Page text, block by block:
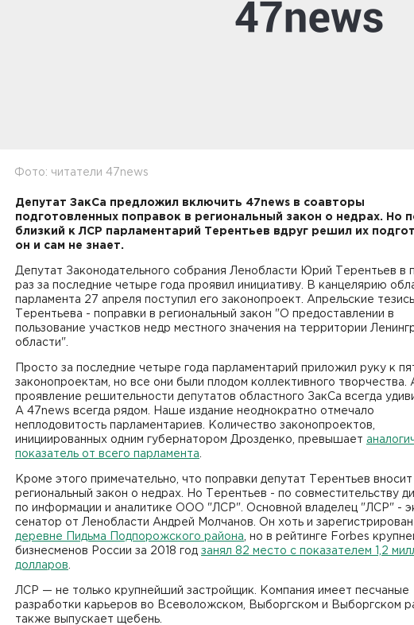
Фото: читатели 47news
Депутат ЗакСа предложил включить 47news в соавторы
подготовленных поправок в региональный закон о недрах. Но
близкий к ЛСР парламентарий Терентьев вдруг решил их
он и сам не знает.
Депутат Законодательного собрания Ленобласти Юрий Терентьев в
раз за последние четыре года проявил инициативу. В канцелярию
парламента 27 апреля поступил его законопроект. Апрельские
Терентьева - поправки в региональный закон "О предоставлении в
пользование участков недр местного значения на территории
области".
Просто за последние четыре года парламентарий приложил руку к
законопроектам, но все они были плодом коллективного творчества.
проявление решительности депутатов областного ЗакСа всегда
А 47news всегда рядом. Наше издание неоднократно отмечало
неплодовитость парламентариев. Количество законопроектов,
инициированных одним губернатором Дрозденко, превышает
показатель от всего парламента
Кроме этого примечательно, что поправки депутат Терентьев вносит
региональный закон о недрах. Но Терентьев - по совместительству
по информации и аналитике ООО "ЛСР". Основной владелец "ЛСР" -
сенатор от Ленобласти Андрей Молчанов. Он хоть и зарегистрирован
деревне Пидьма Подпорожского района , но в рейтинге Forbes
бизнесменов России за 2018 год занял 82 место с показателем 1,2
долларов
ЛСР — не только крупнейший застройщик. Компания имеет песчаные
разработки карьеров во Всеволожском, Выборгском и Выборгском
также выпускает щебень.